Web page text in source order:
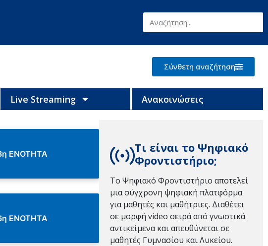
Σύνθετη αναζήτηση
Live Streaming Ανακοινώσεις
ΕΝΟΤΗΤΑ
ΕΝΟΤΗΤΑ
Τι είναι το Ψηφιακό
Φροντιστήριο;
Το Ψηφιακό Φροντιστήριο αποτελεί
μια σύγχρονη ψηφιακή πλατφόρμα
για μαθητές και μαθήτριες. Διαθέτει
σε μορφή video σειρά από γνωστικά
αντικείμενα και απευθύνεται σε
μαθητές Γυμνασίου και Λυκείου.